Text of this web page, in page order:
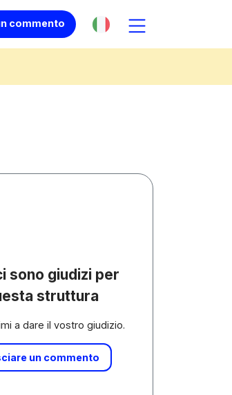
commento
sono giudizi per
struttura
a dare il vostro giudizio.
un commento